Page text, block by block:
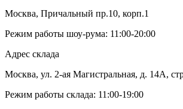
Москва, Причальный пр.10, корп.1
Режим работы шоу-рума: 11:00-20:00
Адрес склада
Москва, ул. 2-ая Магистральная, д. 14А,
Режим работы склада: 11:00-19:00